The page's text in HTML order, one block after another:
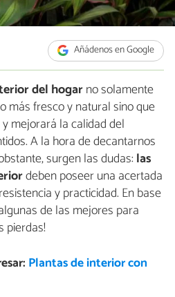
Añádenos en Google
del hogarno solamente
más fresco y natural sino que
mejorará la calidad del
A la hora de decantarnos
surgen las dudas:las
deben poseer una acertada
y practicidad. En base
de las mejores para
pierdas!
Plantas de interior con